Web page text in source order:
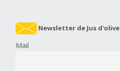
Newsletter de Jus d'olive
Mail